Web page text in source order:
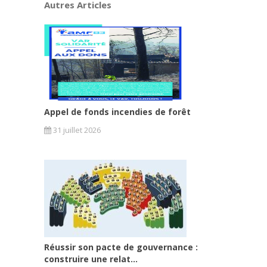
Autres Articles
Appel de fonds incendies de forêt
31 juillet 2026
Réussir son pacte de gouvernance :
construire une relat...